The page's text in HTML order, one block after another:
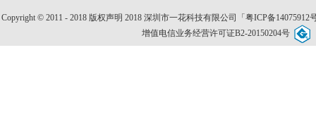
Copyright © 2011 - 2018 版权声明 2018 深圳市一花科技有限公司「粤ICP备14075912
增值电信业务经营许可证B2-20150204号